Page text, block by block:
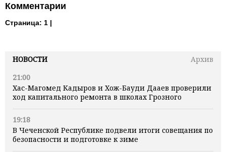
НОВОСТИ
Архив
21:00
Хас-Магомед Кадыров и Хож-Бауди Дааев проверили
ход капитального ремонта в школах Грозного
19:18
В Чеченской Республике подвели итоги совещания по
безопасности и подготовке к зиме
Комментарии
Страница: 1 |